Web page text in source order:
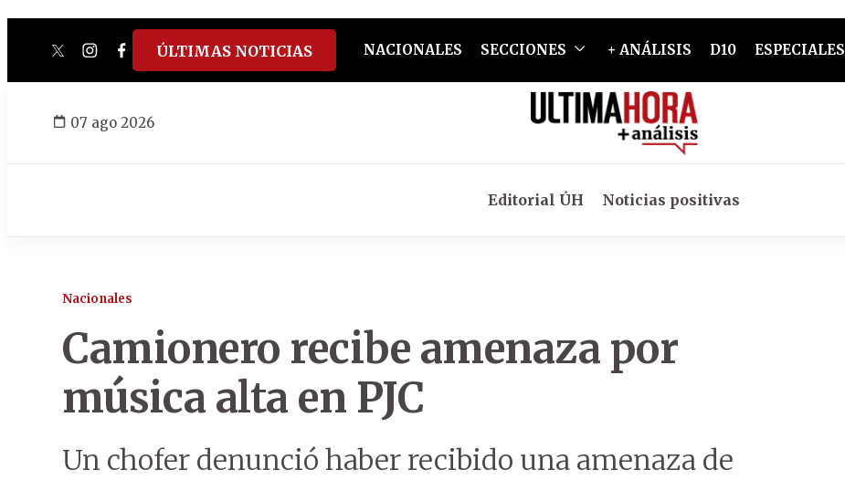
twitterinstagram
facebook
tiktokyoutube
spotify
ÚLTIMAS NOTICIAS NACIONALES SECCIONES + ANÁLISIS D10 ESPECIALES
07 ago 2026
Editorial ÚH Noticias positivas
Nacionales
Camionero recibe amenaza por
música alta en PJC
Un chofer denunció haber recibido una amenaza de